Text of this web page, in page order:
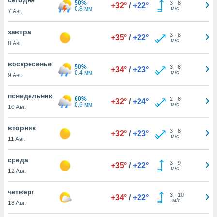
действия
на веб-
основе.
нашей
cookie
в
ВЫ
7 Авг.
50%
0.8 мм
+32° / +22° 3- 8
м/с
завтра
8 Авг.
+35° / +22° 3- 8
м/с
воскресенье
9 Авг.
50%
0.4 мм
+34° / +23° 3- 8
м/с
понедельник
10 Авг.
60%
0.6 мм
+32° / +24° 2- 6
м/с
вторник
11 Авг.
+32° / +23° 3- 8
м/с
среда
12 Авг.
+35° / +22° 3- 9
м/с
четверг
13 Авг.
+34° / +22° 3- 10
м/с